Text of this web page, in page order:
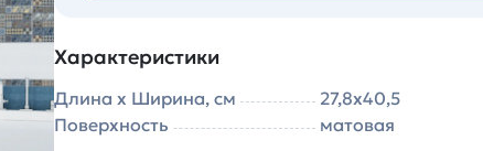
Характеристики
Длина х Ширина, см
27,8х40,5
Поверхность
матовая